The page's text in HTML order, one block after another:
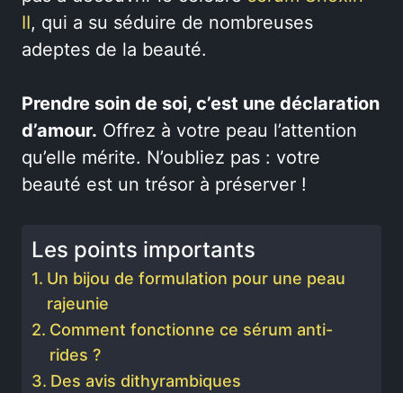
II, qui a su séduire de nombreuses
adeptes de la beauté.
Prendre soin de soi, c’est une déclaration
d’amour. Offrez à votre peau l’attention
qu’elle mérite. N’oubliez pas : votre
beauté est un trésor à préserver !
Les points importants
Un bijou de formulation pour une peau
rajeunie
Comment fonctionne ce sérum anti-
rides ?
Des avis dithyrambiques